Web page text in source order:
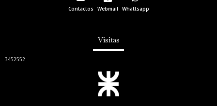
Contactos Webmail Whattsapp
Visitas
3452552